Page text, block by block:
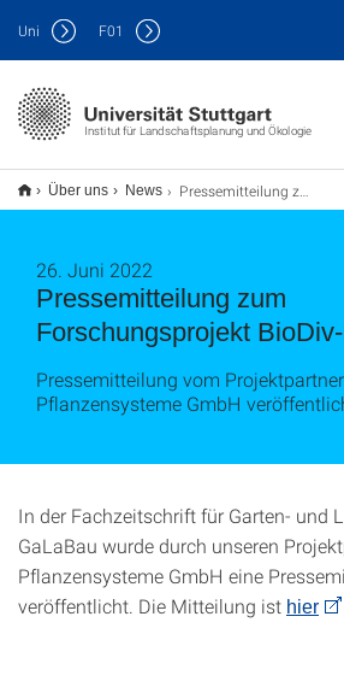
Institut für Landschaftsplanung und Ökologie
Uni F01
Über uns News Pressemitteilung zum Forschungsprojekt BioDiv-Fassade
Pressemitteilung zum
Forschungsprojekt
26. Juni 2022
Pressemitteilung vom
Pflanzensysteme GmbH
In der Fachzeitschrift für Garten- und
GaLaBau wurde durch unseren
Pflanzensysteme GmbH eine
veröffentlicht. Die Mitteilung ist hier